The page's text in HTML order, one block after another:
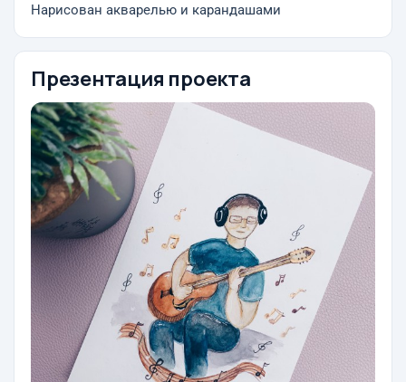
Нарисован акварелью и карандашами
Презентация проекта